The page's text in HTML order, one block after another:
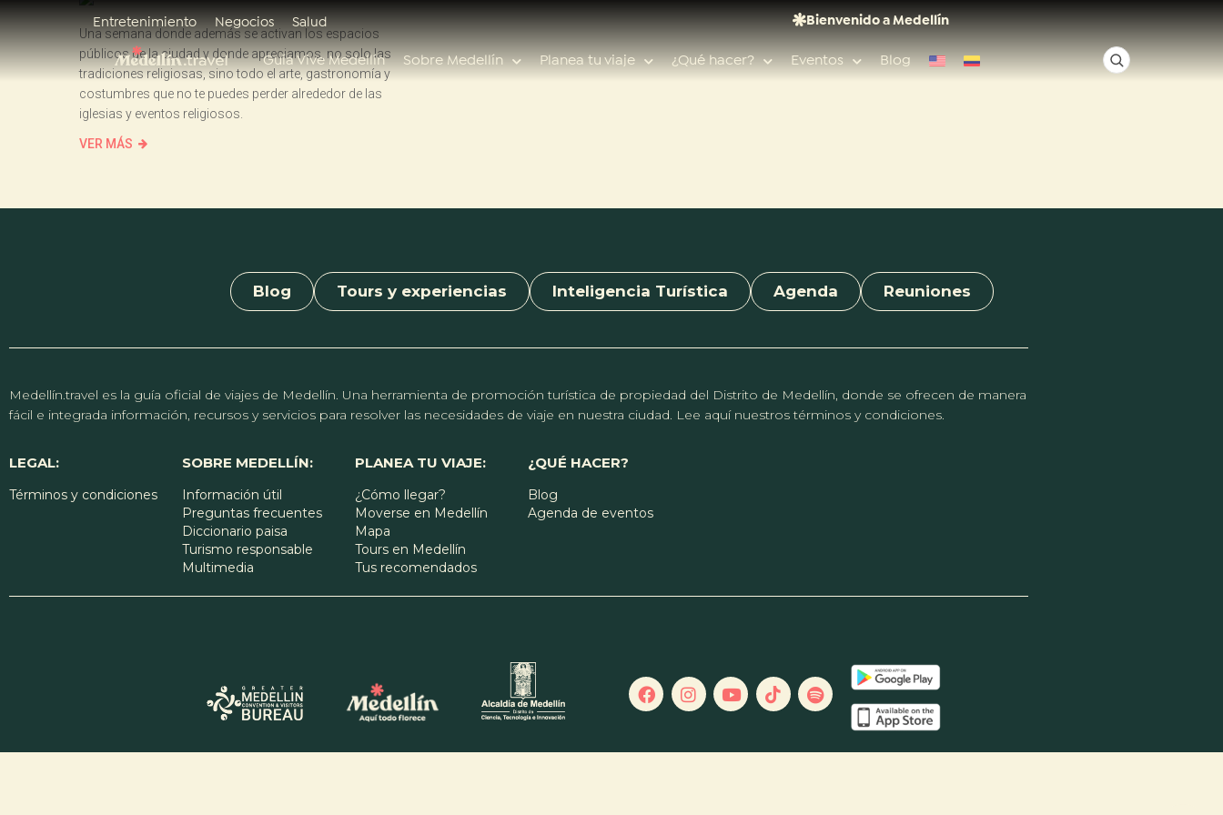
Entretenimiento Negocios Salud Bienvenido a Medellín
Guía Vive Medellín Sobre Medellín Planea tu viaje ¿Qué hacer? Eventos Blog
Guías de ciudad
Una semana donde además se activan los espacios
públicos de la ciudad y donde apreciamos, no solo las
tradiciones religiosas, sino todo el arte, gastronomía y
costumbres que no te puedes perder alrededor de las
iglesias y eventos religiosos.
VER MÁS
Blog Tours y experiencias Inteligencia Turística Agenda Reuniones
Medellín.travel es la guía oficial de viajes de Medellín. Una herramienta de promoción turística de propiedad del Distrito de Medellín, donde se ofrecen de manera
fácil e integrada información, recursos y servicios para resolver las necesidades de viaje en nuestra ciudad. Lee aquí nuestros términos y condiciones.
LEGAL:
Términos y condiciones
SOBRE MEDELLÍN:
Información útil
Preguntas frecuentes
Diccionario paisa
Turismo responsable
Multimedia
PLANEA TU VIAJE:
¿Cómo llegar?
Moverse en Medellín
Mapa
Tours en Medellín
Tus recomendados
¿QUÉ HACER?
Blog
Agenda de eventos